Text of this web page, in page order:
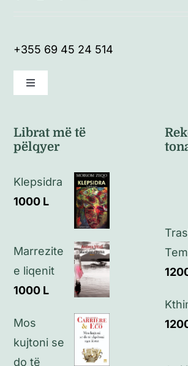
+355 69 45 24 514
Toggle
Librat më të
pëlqyer
Klepsidra
1000 L
Marrezite
e liqenit
1000 L
Mos
kujtoni se
do të